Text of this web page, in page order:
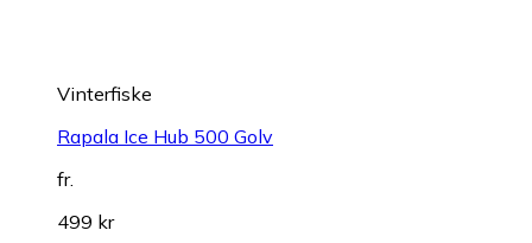
Vinterfiske
Rapala Ice Hub 500 Golv
fr.
499 kr